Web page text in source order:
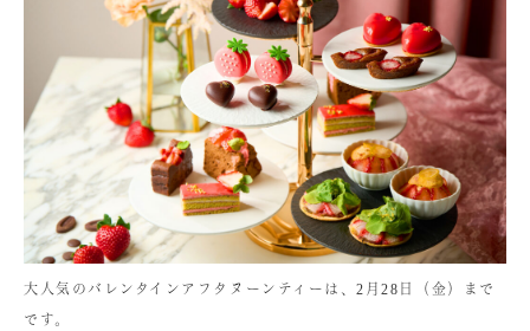
大人気のバレンタインアフタヌーンティーは、2月28日（金）まで
です。